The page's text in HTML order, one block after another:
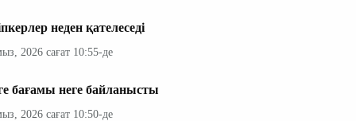
неден қателеседі
2026 сағат 10:55-де
бағамы неге байланысты
2026 сағат 10:50-де